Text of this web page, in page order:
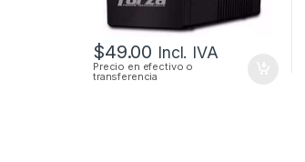
$49.00 Incl. IVA
Precio en efectivo o
transferencia